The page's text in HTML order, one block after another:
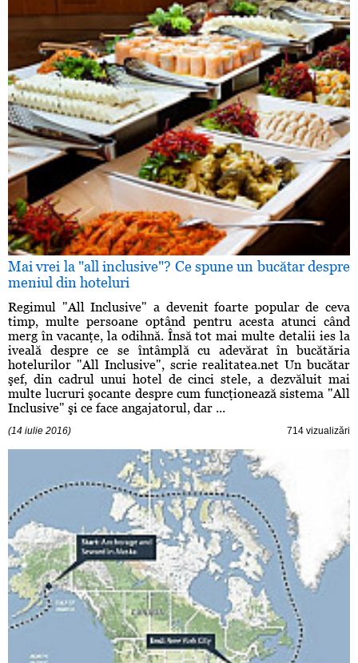
Mai vrei la "all inclusive"? Ce spune un bucătar despre
meniul din hoteluri
Regimul "All Inclusive" a devenit foarte popular de ceva
timp, multe persoane optând pentru acesta atunci când
merg în vacanţe, la odihnă. Însă tot mai multe detalii ies la
iveală despre ce se întâmplă cu adevărat în bucătăria
hotelurilor "All Inclusive", scrie realitatea.net Un bucătar
şef, din cadrul unui hotel de cinci stele, a dezvăluit mai
multe lucruri şocante despre cum funcţionează sistema "All
Inclusive" şi ce face angajatorul, dar ...
(14 iulie 2016) 714 vizualizări